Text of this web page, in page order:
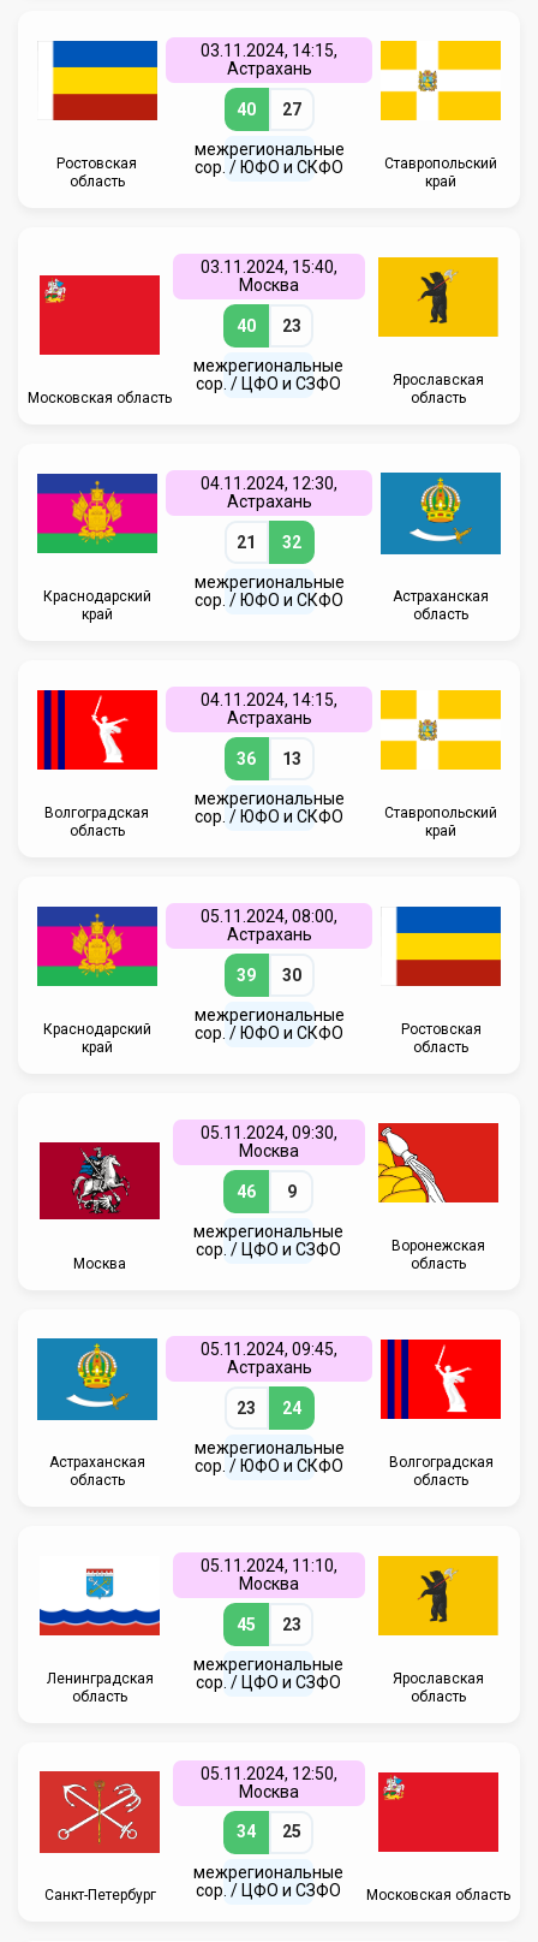
Ростовская
область
03.11.2024, 14:15,
Астрахань
40 27
межрегиональные
сор. / ЮФО и СКФО
Ставропольский
край
Московская область
03.11.2024, 15:40,
Москва
40 23
межрегиональные
сор. / ЦФО и СЗФО
Ярославская
область
Краснодарский
край
04.11.2024, 12:30,
Астрахань
21 32
межрегиональные
сор. / ЮФО и СКФО
Астраханская
область
Волгоградская
область
04.11.2024, 14:15,
Астрахань
36 13
межрегиональные
сор. / ЮФО и СКФО
Ставропольский
край
Краснодарский
край
05.11.2024, 08:00,
Астрахань
39 30
межрегиональные
сор. / ЮФО и СКФО
Ростовская
область
Москва
05.11.2024, 09:30,
Москва
46 9
межрегиональные
сор. / ЦФО и СЗФО
Воронежская
область
Астраханская
область
05.11.2024, 09:45,
Астрахань
23 24
межрегиональные
сор. / ЮФО и СКФО
Волгоградская
область
Ленинградская
область
05.11.2024, 11:10,
Москва
45 23
межрегиональные
сор. / ЦФО и СЗФО
Ярославская
область
Санкт-Петербург
05.11.2024, 12:50,
Москва
34 25
межрегиональные
сор. / ЦФО и СЗФО
Московская область